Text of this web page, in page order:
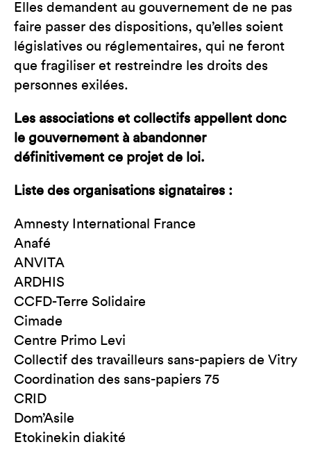
Elles demandent au gouvernement de ne pas
faire passer des dispositions, qu’elles soient
législatives ou réglementaires, qui ne feront
que fragiliser et restreindre les droits des
personnes exilées.
Les associations et collectifs appellent donc
le gouvernement à abandonner
définitivement ce projet de loi.
Liste des organisations signataires :
Amnesty International France
Anafé
ANVITA
ARDHIS
CCFD-Terre Solidaire
Cimade
Centre Primo Levi
Collectif des travailleurs sans-papiers de Vitry
Coordination des sans-papiers 75
CRID
Dom’Asile
Etokinekin diakité